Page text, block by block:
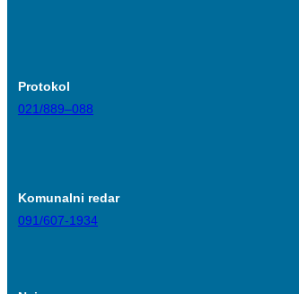
Protokol
021/889–088
Komunalni redar
091/607-1934